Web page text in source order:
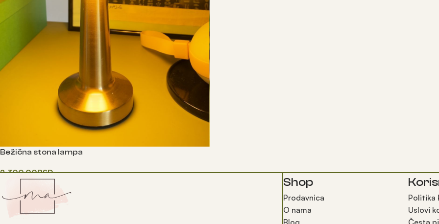
Bežična stona lampa
2,300.00RSD
Shop
Prodavnica
O nama
Blog
Politika
Uslovi
Česta